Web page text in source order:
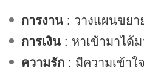
การงาน : วางแผนขยา
การเงิน : หาเข้ามาได้
ความรัก : มีความเข้า